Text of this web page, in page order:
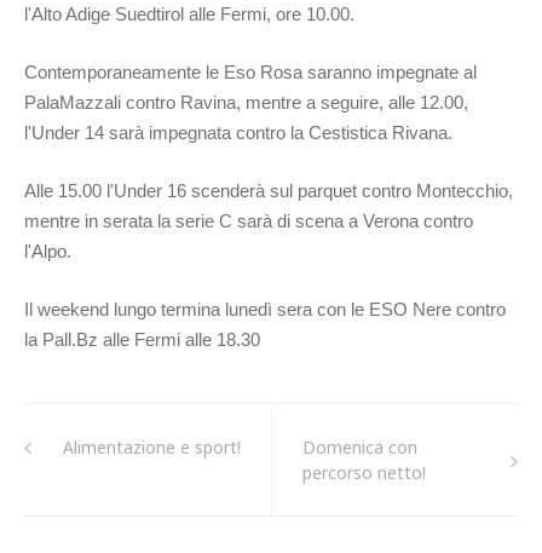
l'Alto Adige Suedtirol alle Fermi, ore 10.00.
Contemporaneamente le Eso Rosa saranno impegnate al
PalaMazzali contro Ravina, mentre a seguire, alle 12.00,
l'Under 14 sarà impegnata contro la Cestistica Rivana.
Alle 15.00 l'Under 16 scenderà sul parquet contro Montecchio,
mentre in serata la serie C sarà di scena a Verona contro
l'Alpo.
Il weekend lungo termina lunedì sera con le ESO Nere contro
la Pall.Bz alle Fermi alle 18.30
Alimentazione e sport!
Domenica con
percorso netto!